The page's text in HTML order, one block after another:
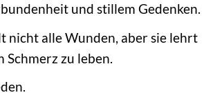
und stillem Gedenken.
nicht alle Wunden, aber sie lehrt
Schmerz zu leben.